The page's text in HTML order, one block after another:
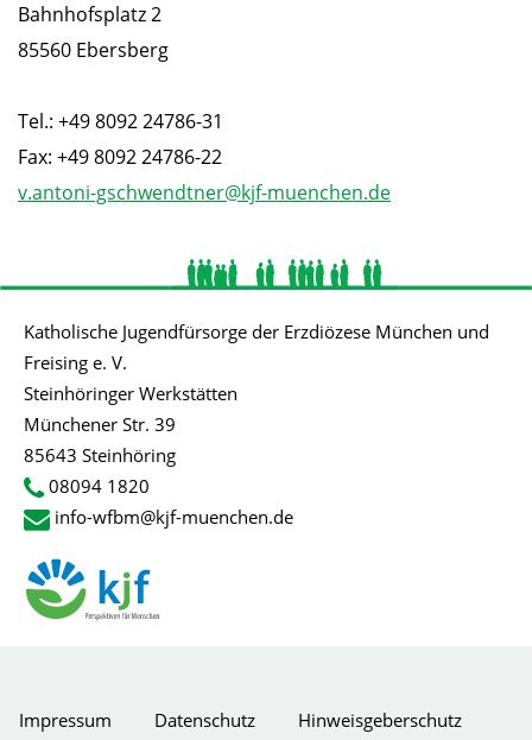
Bahnhofsplatz 2
85560 Ebersberg
Tel.: +49 8092 24786-31
Fax: +49 8092 24786-22
v.antoni-gschwendtner@kjf-muenchen.de
Katholische Jugendfürsorge der Erzdiözese München und
Freising e. V.
Steinhöringer Werkstätten
Münchener Str. 39
85643 Steinhöring
08094 1820
info-wfbm@kjf-muenchen.de
Impressum Datenschutz
Hinweisgeberschutz